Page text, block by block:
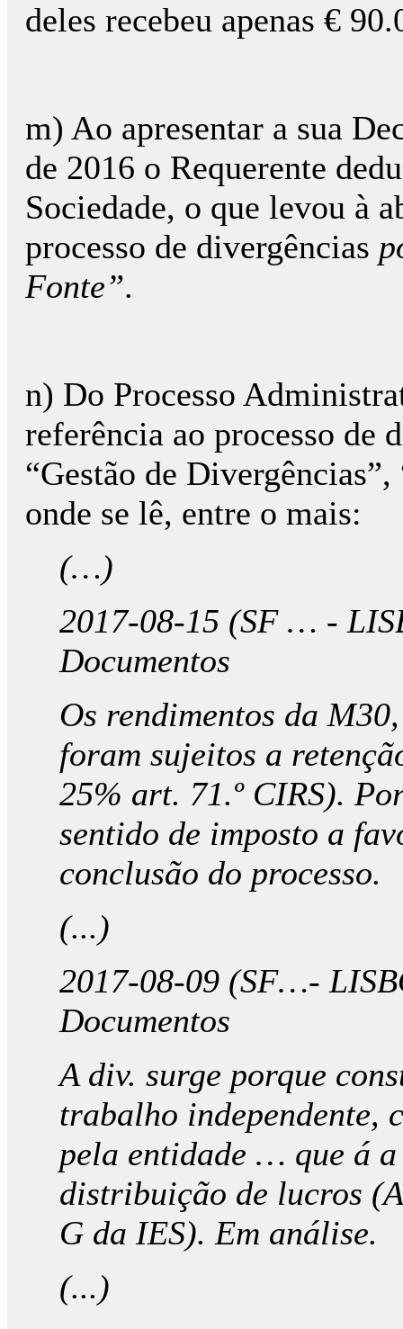
deles recebeu apenas €
m) Ao apresentar a sua
de 2016 o Requerente
Sociedade, o que levou à
processo de divergências
Fonte”.
n) Do Processo
referência ao processo de
“Gestão de
onde se lê, entre o mais:
(…)
2017-08-15 (SF … -
Documentos
Os rendimentos da
foram sujeitos a
25% art. 71.º CIRS).
sentido de imposto a
conclusão do processo.
(...)
2017-08-09 (SF…-
Documentos
A div. surge porque
trabalho independente,
pela entidade … que á a
distribuição de lucros
G da IES). Em análise.
(...)